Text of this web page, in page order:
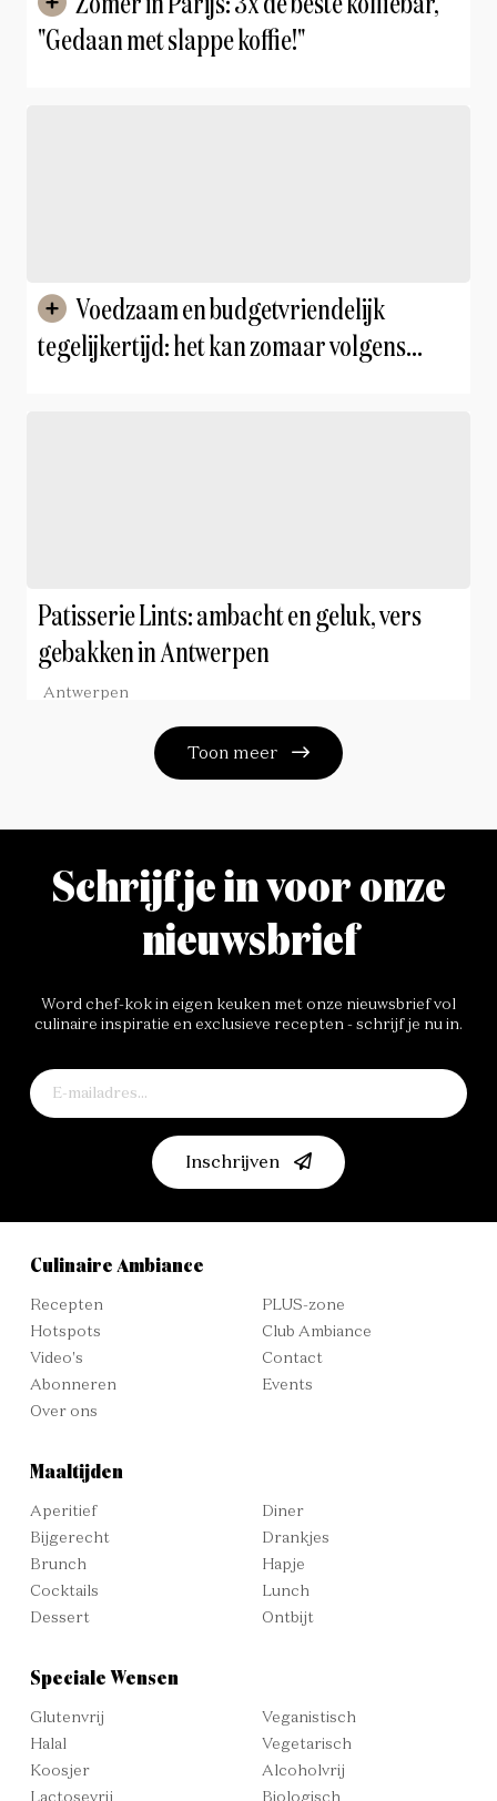
"Gedaan met slappe koffie!"
tegelijkertijd: het kan zomaar volgens
Patisserie Lints: ambacht en geluk, vers
gebakken in Antwerpen
Antwerpen
Toon meer
Schrijf je in voor onze
nieuwsbrief
Word chef-kok in eigen keuken met onze nieuwsbrief vol
culinaire inspiratie en exclusieve recepten - schrijf je nu in.
Inschrijven
Culinaire Ambiance
Recepten
Hotspots
Video's
Abonneren
Over ons
PLUS-zone
Club Ambiance
Contact
Events
Maaltijden
Aperitief
Bijgerecht
Brunch
Cocktails
Dessert
Diner
Drankjes
Hapje
Lunch
Ontbijt
Speciale Wensen
Glutenvrij
Halal
Koosjer
Lactosevrij
Veganistisch
Vegetarisch
Alcoholvrij
Biologisch